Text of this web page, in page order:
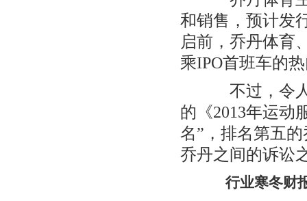
和销售，预计发
启前，乔丹体育
乘IPO首班车的
不过，令人
的《2013年运动
名”，排名第五
乔丹之间的诉讼
行业寒冬财